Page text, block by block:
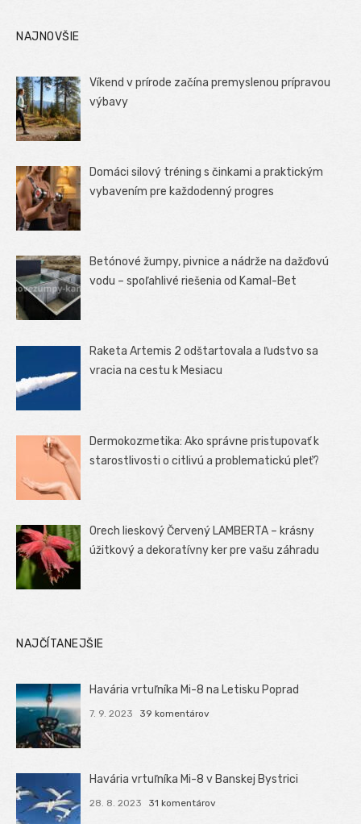
NAJNOVŠIE
Víkend v prírode začína premyslenou prípravou
výbavy
Domáci silový tréning s činkami a praktickým
vybavením pre každodenný progres
Betónové žumpy, pivnice a nádrže na dažďovú
vodu – spoľahlivé riešenia od Kamal-Bet
Raketa Artemis 2 odštartovala a ľudstvo sa
vracia na cestu k Mesiacu
Dermokozmetika: Ako správne pristupovať k
starostlivosti o citlivú a problematickú pleť?
Orech lieskový Červený LAMBERTA – krásny
úžitkový a dekoratívny ker pre vašu záhradu
NAJČÍTANEJŠIE
Havária vrtuľníka Mi-8 na Letisku Poprad
7. 9. 2023 39 komentárov
Havária vrtuľníka Mi-8 v Banskej Bystrici
28. 8. 2023 31 komentárov